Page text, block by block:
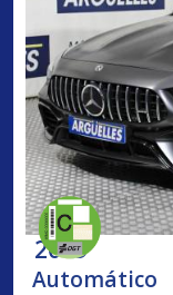
2019
Automático